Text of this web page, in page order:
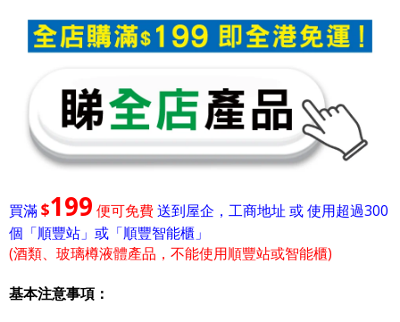
買滿$199 便可免費送到屋企，工商地址 或 使用超過300
個「順豐站」或「順豐智能櫃」
(酒類、玻璃樽液體產品，不能使用順豐站或智能櫃)
基本注意事項：